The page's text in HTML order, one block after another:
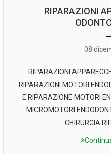
RIPARAZIONI
08
RIPARAZIONI
RIPARAZIONI MOTORI
E RIPARAZIONE MOTORI
MICROMOTORI
CHIRURGIA